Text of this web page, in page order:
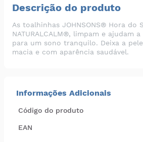
Descrição do produto
As toalhinhas JOHNSONS® Hora do
NATURALCALM®, limpam e ajudam
para um sono tranquilo. Deixa a
macia e com aparência saudável.
Informações Adicionais
Código do produto
EAN